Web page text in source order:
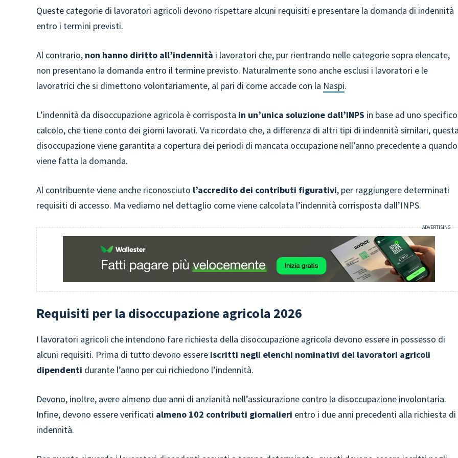
Queste categorie di lavoratori agricoli devono rispettare alcuni requisiti e presentare la domanda di indennità
entro i termini previsti.
Al contrario, non hanno diritto all’indennità i lavoratori che, pur rientrando nelle categorie sopra elencate,
non presentano la domanda entro il termine previsto. Naturalmente sono anche esclusi i lavoratori e le
lavoratrici che si dimettono volontariamente, al pari di come accade con la Naspi.
L’indennità da disoccupazione agricola è corrisposta in un’unica soluzione dall’INPS in base ad uno specifico
calcolo, che tiene conto dei giorni lavorati. Va ricordato che, a differenza di altri tipi di indennità similari,
disoccupazione viene garantita a copertura dei periodi di mancata occupazione nell’anno precedente a quando
viene fatta la domanda.
Al contribuente viene anche riconosciuto l’accredito dei contributi figurativi, per raggiungere determinati
requisiti di accesso. Ma vediamo nel dettaglio come viene calcolata l’indennità corrisposta dall’INPS.
Requisiti per la disoccupazione agricola 2026
I lavoratori agricoli che intendono fare richiesta della disoccupazione agricola devono essere in possesso di
alcuni requisiti. Prima di tutto devono essere iscritti negli elenchi nominativi dei lavoratori agricoli
dipendenti durante l’anno per cui richiedono l’indennità.
Devono, inoltre, avere almeno due anni di anzianità nell’assicurazione contro la disoccupazione involontaria.
Infine, devono essere verificati almeno 102 contributi giornalieri entro i due anni precedenti alla richiesta di
indennità.